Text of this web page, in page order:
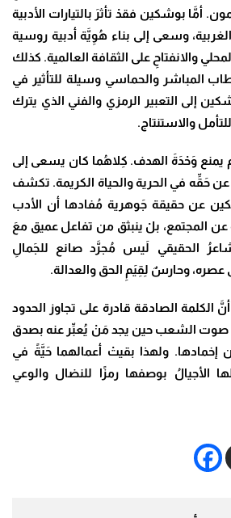
أمَّا بوشكين فقدْ تأثرَ بالتيارات الأدبية
الغربية، وسعى إلى بناء هُوِيَّة أدبية روسية
والانفتاحِ على الثقافة العالمية. كذلك
المباشر والحماسي وسيلة للتأثير في
إلى التعبير الرمزي والفني الذي يترك
والاستنتاج.
يمنع وَحْدَةَ الهدف. كِلاهُما كان يسعى إلى
عن حَقِّه في الحرية والحياة الكريمة. تكشف
عن حقيقة جَوهرية مُفادها أن الأدب
عن المجتمع، بلْ ينبثق من تفاعل عميق معَ
الحقيقي لَيس مُجرَّد صانع للجَمالِ
عصره، وحارسٌ لِقِيَمِ الحق والعدالة.
الكلمة الصادقة قادرة على تجاوز الحدود
صوت الشعب حين يجد مَنْ يُعبِّر عنه بصدق
إخمادها. ولهذا بقيتْ أعمالهما حَيَّةً في
الأجيالُ بوصفها رمزًا للنضال والوعي